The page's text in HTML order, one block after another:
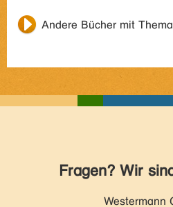
Andere Bücher mit Thema